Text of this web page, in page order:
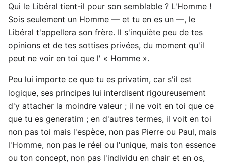
Qui le Libéral tient-il pour son semblable ? L'Homme !
Sois seulement un Homme — et tu en es un —, le
Libéral t'appellera son frère. Il s'inquiète peu de tes
opinions et de tes sottises privées, du moment qu'il
peut ne voir en toi que l' « Homme ».
Peu lui importe ce que tu es privatim, car s'il est
logique, ses principes lui interdisent rigoureusement
d'y attacher la moindre valeur ; il ne voit en toi que ce
que tu es generatim ; en d'autres termes, il voit en toi
non pas toi mais l'espèce, non pas Pierre ou Paul, mais
l'Homme, non pas le réel ou l'unique, mais ton essence
ou ton concept, non pas l'individu en chair et en os,